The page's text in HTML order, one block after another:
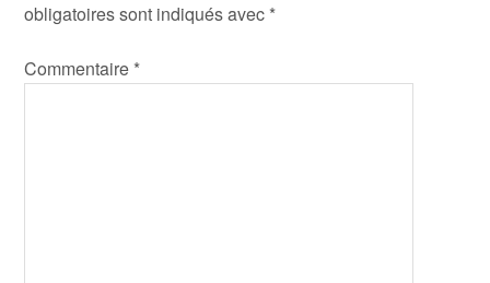
obligatoires sont indiqués avec *
Commentaire *